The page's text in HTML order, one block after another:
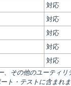
対応
対応
対応
対応
対応
その他のユーティ
ト・テストに含まれま